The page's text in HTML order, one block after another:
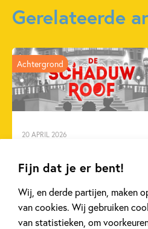
Fijn dat je er bent!
Wij, en derde partijen, maken
van cookies. Wij gebruiken
van statistieken, om
Auteur(s):
Prijs:
211,88
Uitgever: Zwijsen Uitgeverij
Verschijningsdatum: 22-05-
Kenmerken van samengesteld
Gerelateerde
20 APRIL 2026
puzzel!
Achtergrond
Lees meer